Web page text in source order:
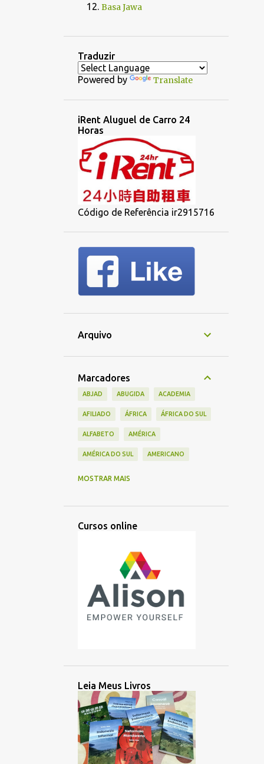
Basa Jawa
Traduzir
Powered by Translate
iRent Aluguel de Carro 24
Horas
Código de Referência ir2915716
Arquivo
Marcadores
ABJAD ABUGIDA ACADEMIA
AFILIADO ÁFRICA ÁFRICA DO SUL
ALFABETO AMÉRICA
AMÉRICA DO SUL AMERICANO
ARTIST
ÁSIA CENTRAL ÁSIA ORIENTAL
ATIVIDADE AUDIÇÃO AUDIO
AULA AUSTRONÉSIA
BATANES BAYBAYIN BILINGUE
BOLÍVIA BRAHMI BRASIL
BRITÂNICO BRUNEI BUSUU
CAMBOJA CANADÁ CANADENSE
MOSTRAR MAIS
Cursos online
Leia Meus Livros